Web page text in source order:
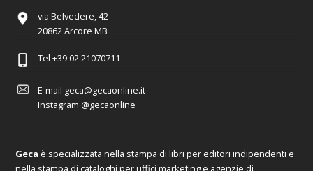
via Belvedere, 42
20862 Arcore MB
Tel +39 02 21070711
E-mail geca@gecaonline.it
Instagram @gecaonline
Geca è specializzata nella stampa di libri per editori indipendenti e
nella stampa di cataloghi per uffici marketing e agenzie di